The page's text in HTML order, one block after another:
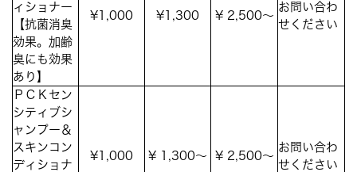
ィショナー
【抗菌消臭
効果。加齢
臭にも効果
あり】
¥1,000 ¥1,300 ¥ 2,500～
お問い合わ
せください
ＰＣＫセン
シティブシ
ャンプー＆
スキンコン
ディショナ
¥1,000 ¥ 1,300～ ¥ 2,500～
お問い合わ
せください